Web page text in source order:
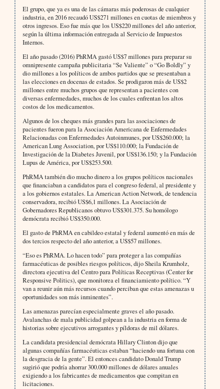
El grupo, que ya es una de las cámaras más poderosas de cualquier
industria, en 2016 recaudó US$271 millones en cuotas de miembros y
otros ingresos. Eso fue más que los US$220 millones del año anterior,
según la última información entregada al Servicio de Impuestos
Internos.
El año pasado (2016) PhRMA gastó US$7 millones para preparar su
omnipresente campaña publicitaria “Se Valiente” o “Go Boldly” y
dio millones a los políticos de ambos partidos que se presentaban a
las elecciones en docenas de estados. Se prodigaron más de US$2
millones entre muchos grupos que representan a pacientes con
diversas enfermedades, muchos de los cuales enfrentan los altos
costos de los medicamentos.
Algunos de los cheques más grandes para las asociaciones de
pacientes fueron para la Asociación Americana de Enfermedades
Relacionadas con Enfermedades Autoinmunes, por US$260.000; la
American Lung Association, por US$110.000; la Fundación de
Investigación de la Diabetes Juvenil, por US$136.150; y la Fundación
Lupus de América, por US$253.500.
PhRMA también dio mucho dinero a los grupos políticos nacionales
que financiaban a candidatos para el congreso federal, al presidente y
a los gobiernos estatales. La American Action Network, de tendencia
conservadora, recibió US$6,1 millones. La Asociación de
Gobernadores Republicanos obtuvo US$301.375. Su homólogo
demócrata recibió US$350.000.
El gasto de PhRMA en cabildeo estatal y federal aumentó en más de
dos tercios respecto del año anterior, a US$57 millones.
“Eso es PhRMA. Lo hacen todo” para proteger a las compañías
farmacéuticas de posibles riesgos políticos, dijo Sheila Krumholz,
directora ejecutiva del Centro para Políticas Receptivas (Center for
Responsive Politics), que monitorea el financiamiento político. “Y
van a reunir aún más recursos cuando perciban que estas amenazas u
oportunidades son más inminentes”.
Las amenazas parecían especialmente graves el año pasado.
Avalanchas de mala publicidad golpean a la industria en forma de
historias sobre ejecutivos arrogantes y píldoras de mil dólares.
La candidata presidencial demócrata Hillary Clinton dijo que
algunas compañías farmacéuticas estaban “haciendo una fortuna con
la desgracia de la gente”. El entonces candidato Donald Trump
sugirió que podría ahorrar 300.000 millones de dólares anuales
exigiendo a los fabricantes de medicamentos que compitan en
licitaciones.